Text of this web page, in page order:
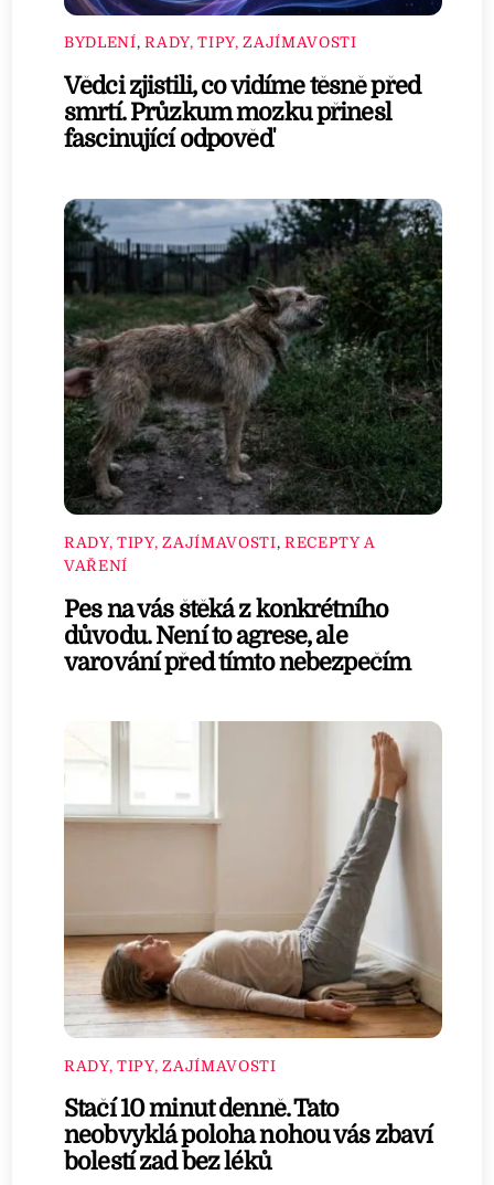
BYDLENÍ,RADY, TIPY, ZAJÍMAVOSTI
Vědci zjistili, co vidíme těsně před
smrtí. Průzkum mozku přinesl
fascinující odpověď
RADY, TIPY, ZAJÍMAVOSTI, RECEPTY A
VAŘENÍ
Pes na vás štěká z konkrétního
důvodu. Není to agrese, ale
varování před tímto nebezpečím
RADY, TIPY, ZAJÍMAVOSTI
Stačí 10 minut denně. Tato
neobvyklá poloha nohou vás zbaví
bolestí zad bez léků